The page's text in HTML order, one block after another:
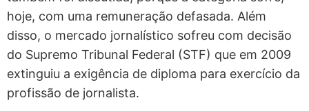
hoje, com uma remuneração defasada. Além
disso, o mercado jornalístico sofreu com decisão
do Supremo Tribunal Federal (STF) que em 2009
extinguiu a exigência de diploma para exercício da
profissão de jornalista.